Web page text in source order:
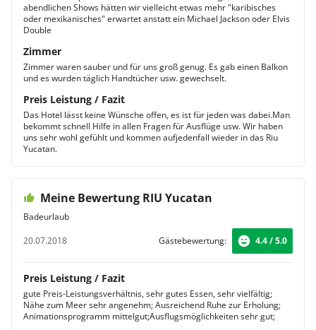
abendlichen Shows hätten wir vielleicht etwas mehr "karibisches
oder mexikanisches" erwartet anstatt ein Michael Jackson oder Elvis
Double
Zimmer
Zimmer waren sauber und für uns groß genug. Es gab einen Balkon
und es wurden täglich Handtücher usw. gewechselt.
Preis Leistung / Fazit
Das Hotel lässt keine Wünsche offen, es ist für jeden was dabei.Man
bekommt schnell Hilfe in allen Fragen für Ausflüge usw. Wir haben
uns sehr wohl gefühlt und kommen aufjedenfall wieder in das Riu
Yucatan.
Meine Bewertung RIU Yucatan
Badeurlaub
20.07.2018
Gästebewertung: 4.4 / 5.0
Preis Leistung / Fazit
gute Preis-Leistungsverhältnis, sehr gutes Essen, sehr vielfältig;
Nähe zum Meer sehr angenehm; Ausreichend Ruhe zur Erholung;
Animationsprogramm mittelgut;Ausflugsmöglichkeiten sehr gut;